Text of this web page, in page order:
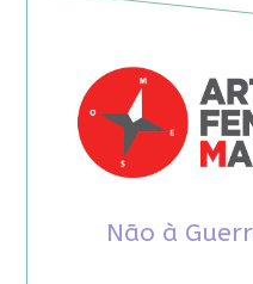
Não à